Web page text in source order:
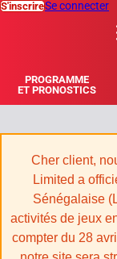
PROGRAMME
ET PRONOSTICS
S'inscrireSe connecter
Cher client,
Limited a
Sénégalaise
activités de jeux
compter du 28